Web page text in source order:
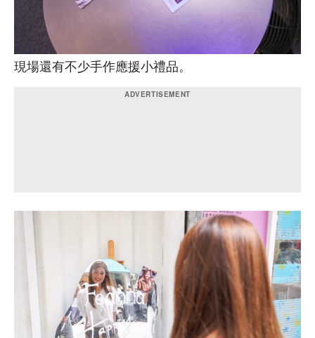
現場還有不少手作應援小禮品。